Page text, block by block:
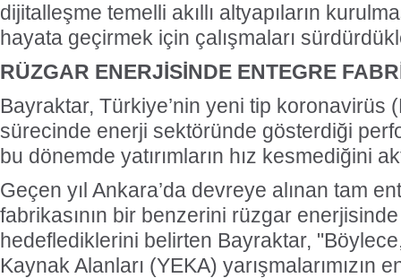
dijitalleşme temelli akıllı altyapıların
hayata geçirmek için çalışmaları
RÜZGAR ENERJİSİNDE ENTEGRE
Bayraktar, Türkiye’nin yeni tip koronavirüs
sürecinde enerji sektöründe gösterdiği
bu dönemde yatırımların hız kesmediğini
Geçen yıl Ankara’da devreye alınan tam
fabrikasının bir benzerini rüzgar
hedeflediklerini belirten Bayraktar,
Kaynak Alanları (YEKA) yarışmalarımızın